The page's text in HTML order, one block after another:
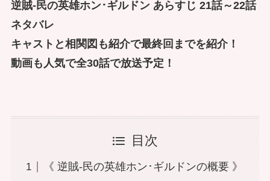
逆賊-民の英雄ホン･ギルドン あらすじ 21話～22話
ネタバレ
キャストと相関図も紹介で最終回までを紹介！
動画も人気で全30話で放送予定！
目次
《 逆賊-民の英雄ホン･ギルドンの概要 》